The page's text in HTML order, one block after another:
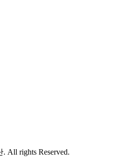
All rights Reserved.